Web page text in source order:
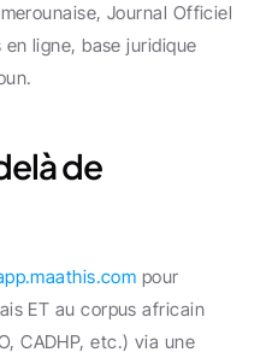
Journal Officiel
ligne, base juridique
de
pour
ET au corpus africain
CADHP, etc.) via une